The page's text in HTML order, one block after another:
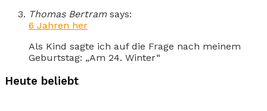
Thomas Bertram says:
6 Jahren her
Als Kind sagte ich auf die Frage nach meinem
Geburtstag: „Am 24. Winter“
Heute beliebt